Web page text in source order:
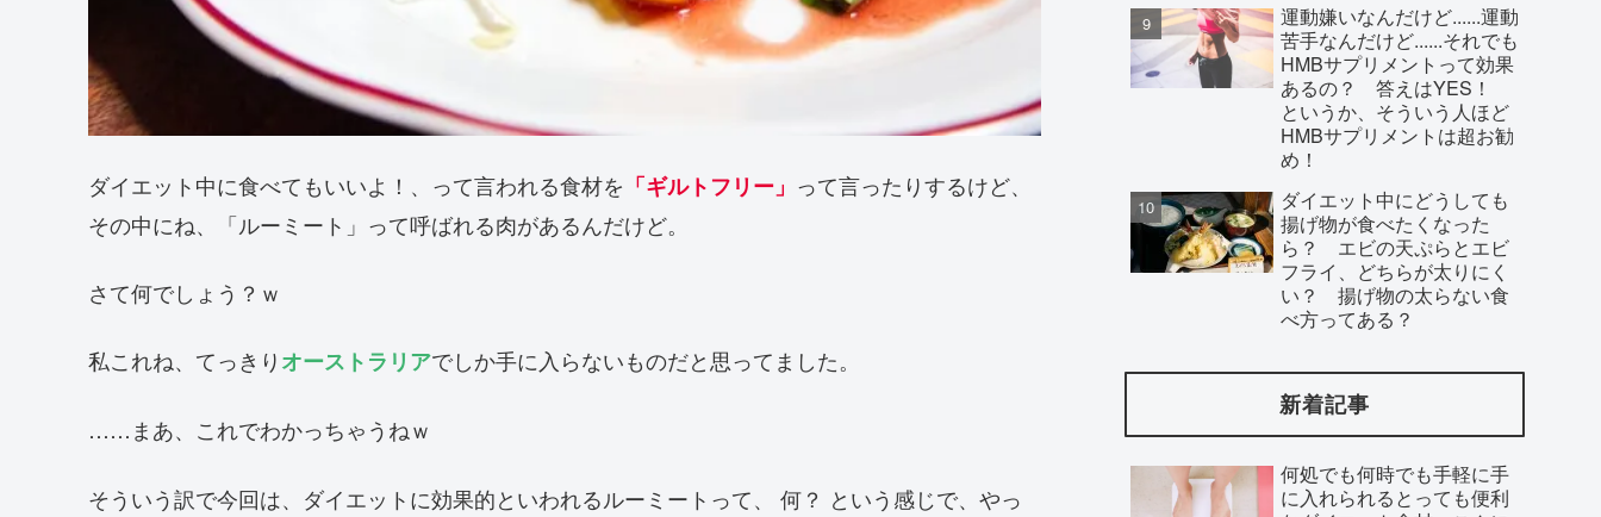
ダイエット中に食べてもいいよ！、って言われる食材を 「ギルトフリー」 って言ったりするけど、
その中にね、「ルーミート」って呼ばれる肉があるんだけど。
さて何でしょう？ｗ
私これね、てっきりオーストラリアでしか手に入らないものだと思ってました。
……まあ、これでわかっちゃうねｗ
そういう訳で今回は、ダイエットに効果的といわれるルーミートって、 何？ という感じで、やっ
運動嫌いなんだけど......運動
苦手なんだけど......それでも
HMBサプリメントって効果
あるの？ 答えはYES！
というか、そういう人ほど
HMBサプリメントは超お勧
め！
ダイエット中にどうしても
揚げ物が食べたくなった
ら？ エビの天ぷらとエビ
フライ、どちらが太りにく
い？ 揚げ物の太らない食
べ方ってある？
新着記事
何処でも何時でも手軽に手
に入れられるとっても便利